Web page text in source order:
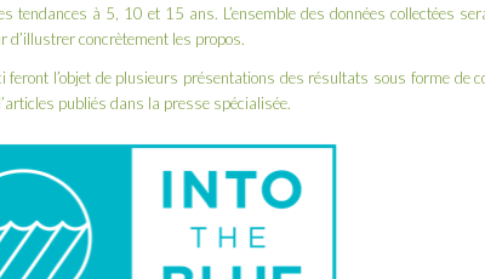
tendances à 5, 10 et 15 ans. L’ensemble des données collectées
d’illustrer concrètement les propos.
l’objet de plusieurs présentations des résultats sous forme de
publiés dans la presse spécialisée.